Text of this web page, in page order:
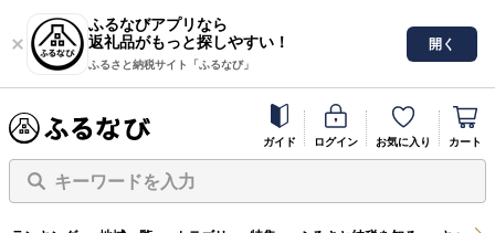
ふるなびアプリなら
返礼品がもっと探しやすい！
ふるさと納税サイト「ふるなび」
開く
ガイド ログイン お気に入り カート
キーワードを入力